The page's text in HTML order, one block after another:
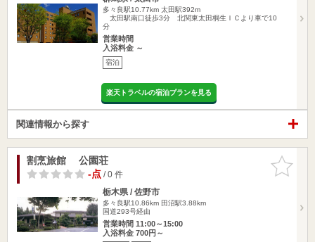
多々良駅10.77km 太田駅392m
太田駅南口徒歩3分 北関東太田桐生ＩＣより車で10
分
営業時間
入浴料金 ～
宿泊
楽天トラベルの宿泊プランを見る
関連情報から探す
お気に入
りに追加
割烹旅館 公園荘
-点/ 0 件
栃木県 / 佐野市
多々良駅10.86km 田沼駅3.88km
国道293号経由
営業時間 11:00～15:00
入浴料金 700円～